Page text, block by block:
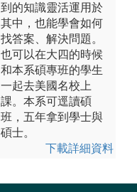
到的知識靈活運用於
其中，也能學會如何
找答案、解決問題。
也可以在大四的時候
和本系碩專班的學生
一起去美國名校上
課。本系可逕讀碩
班，五年拿到學士與
碩士。
下載詳細資料